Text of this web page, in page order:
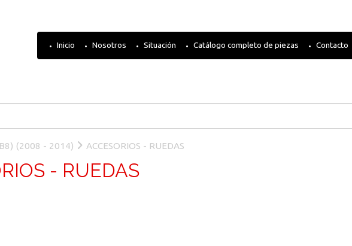
Inicio Nosotros Situación Catálogo completo de piezas Contacto
(2008 - 2014) ACCESORIOS - RUEDAS
- RUEDAS